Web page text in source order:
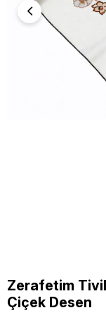
Zerafetim
Çiçek Desen